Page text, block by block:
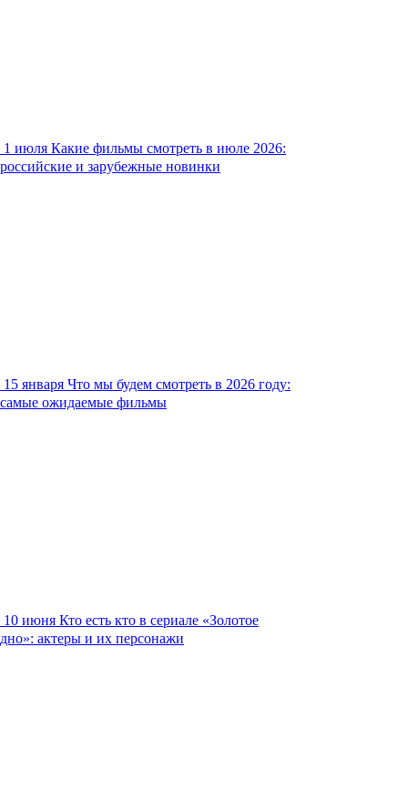
1 июля Какие фильмы смотреть в июле 2026:
российские и зарубежные новинки
15 января Что мы будем смотреть в 2026 году:
самые ожидаемые фильмы
10 июня Кто есть кто в сериале «Золотое
дно»: актеры и их персонажи